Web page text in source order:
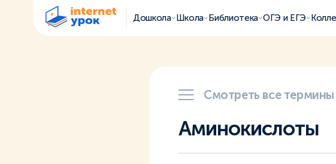
Дошкола Школа Библиотека ОГЭ и ЕГЭ
Смотреть все термины
Аминокислоты